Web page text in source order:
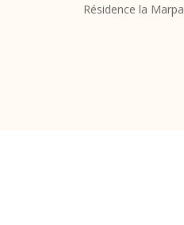
Résidence la Marpa